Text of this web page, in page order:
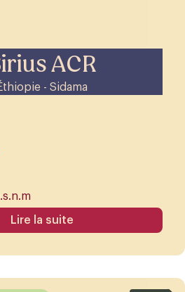
ACR
- Sidama
Lire la suite